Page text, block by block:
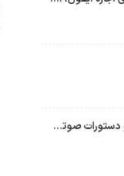
نسخه مک گوگل Gemini با قابلیت تحلیل صفحه و دستورات صوتی در به‌روزرسانی جدید